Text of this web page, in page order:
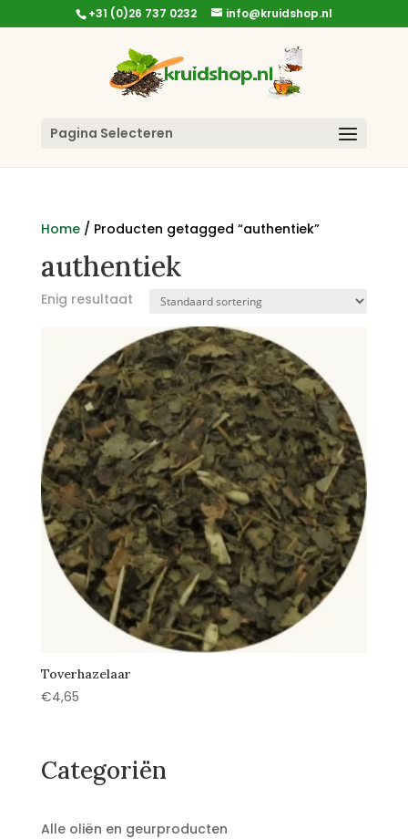
+31 (0)26 737 0232 info@kruidshop.nl
Pagina Selecteren
Home/ Producten getagged “authentiek”
authentiek
Enig resultaat
Toverhazelaar
€4,65
Categoriën
Alle oliën en geurproducten